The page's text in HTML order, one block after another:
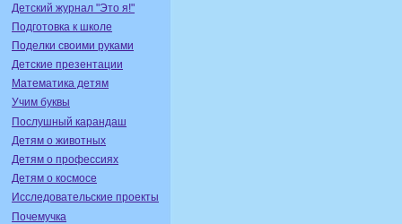
Детский журнал "Это я!"
Подготовка к школе
Поделки своими руками
Детские презентации
Математика детям
Учим буквы
Послушный карандаш
Детям о животных
Детям о профессиях
Детям о космосе
Исследовательские проекты
Почемучка